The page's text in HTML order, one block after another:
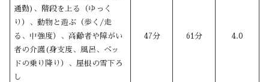
通勤)、階段を上る（ゆっく
り）、動物と遊ぶ（歩く/走
る、中強度）、高齢者や障がい
者の介護(身支度、風呂、ベッ
ドの乗り降り）、屋根の雪下ろ
し
47分 61分 4.0